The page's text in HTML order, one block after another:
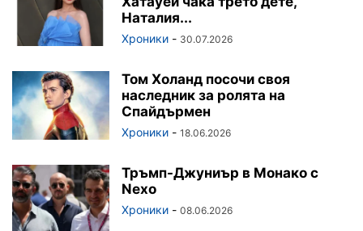
Наталия...
Хроники - 30.07.2026
Том Холанд посочи своя
наследник за ролята на
Спайдърмен
Хроники - 18.06.2026
Тръмп-Джуниър в Монако с
Nexo
Хроники - 08.06.2026